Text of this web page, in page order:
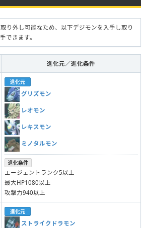
り外し可能なため、以下デジモンを入手し取り
できます。
進化元／進化条件
進化元
グリズモン
レオモン
レキスモン
ミノタルモン
進化条件
エージェントランク5以上
最大HP1080以上
攻撃力940以上
進化元
ストライクドラモン